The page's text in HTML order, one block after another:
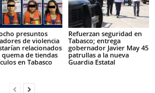
presuntos
de violencia
relacionados
quema de tiendas
en Tabasco
Refuerzan seguridad en
Tabasco; entrega
gobernador Javier May 45
patrullas a la nueva
Guardia Estatal